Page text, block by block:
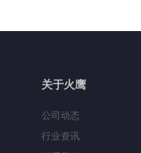
关于火鹰
公司动态
行业资讯